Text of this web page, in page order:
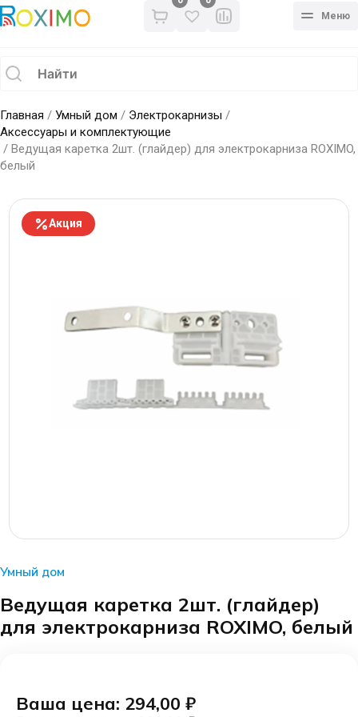
Меню
Главная / Умный дом / Электрокарнизы /
Аксессуары и комплектующие
/ Ведущая каретка 2шт. (глайдер) для электрокарниза ROXIMO,
белый
Акция
Умный дом
Ведущая каретка 2шт. (глайдер)
для электрокарниза ROXIMO, белый
Ваша цена: 294,00 ₽